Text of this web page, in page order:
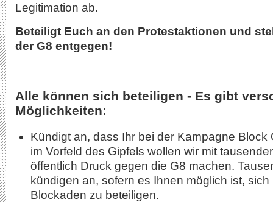
Legitimation ab.
Beteiligt Euch an den Protestaktionen und
der G8 entgegen!
Alle können sich beteiligen - Es gibt
Möglichkeiten:
Kündigt an, dass Ihr bei der Kampagne Block
im Vorfeld des Gipfels wollen wir mit
öffentlich Druck gegen die G8 machen.
kündigen an, sofern es Ihnen möglich ist,
Blockaden zu beteiligen.